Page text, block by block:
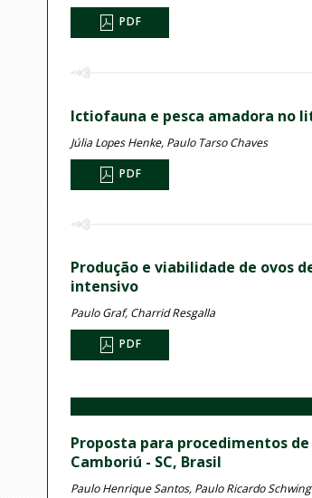
PDF
Ictiofauna e pesca amadora no
Júlia Lopes Henke, Paulo Tarso Chaves
PDF
Produção e viabilidade de ovos
intensivo
Paulo Graf, Charrid Resgalla
PDF
Proposta para procedimentos
Camboriú - SC, Brasil
Paulo Henrique Santos, Paulo Ricardo